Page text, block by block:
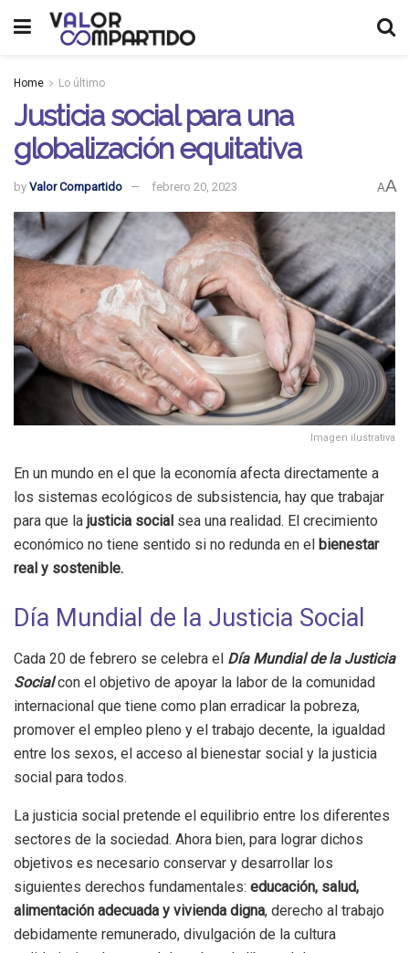
Home Lo último
Justicia social para una
globalización equitativa
by Valor Compartido febrero 20, 2023 AA
Imagen ilustrativa
En un mundo en el que la economía afecta directamente a
los sistemas ecológicos de subsistencia, hay que trabajar
para que la justicia social sea una realidad. El crecimiento
económico no tiene sentido si no redunda en el
bienestar
real y sostenible.
Día Mundial de la Justicia Social
Cada 20 de febrero se celebra el Día Mundial de la Justicia
Socialcon el objetivo de apoyar la labor de la comunidad
internacional que tiene como plan erradicar la pobreza,
promover el empleo pleno y el trabajo decente, la igualdad
entre los sexos, el acceso al bienestar social y la justicia
social para todos.
La justicia social pretende el equilibrio entre los diferentes
sectores de la sociedad. Ahora bien, para lograr dichos
objetivos es necesario conservar y desarrollar los
siguientes derechos fundamentales: educación, salud,
alimentación adecuada y vivienda digna, derecho al trabajo
debidamente remunerado, divulgación de la cultura